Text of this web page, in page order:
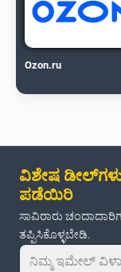
Ozon.ru
ವಿಶೇಷ
ಪಡೆಯಿರಿ
ಸಾವಿರಾರು
ತಪ್ಪಿಸಿಕೊಳ್ಳಬೇಡಿ.